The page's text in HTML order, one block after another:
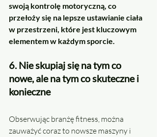
swoją kontrolę motoryczną, co
przełoży się na lepsze ustawianie ciała
w przestrzeni, które jest kluczowym
elementem w każdym sporcie.
6. Nie skupiaj się na tym co
nowe, ale na tym co skuteczne i
konieczne
Obserwując branżę fitness, można
zauważyć coraz to nowsze maszyny i